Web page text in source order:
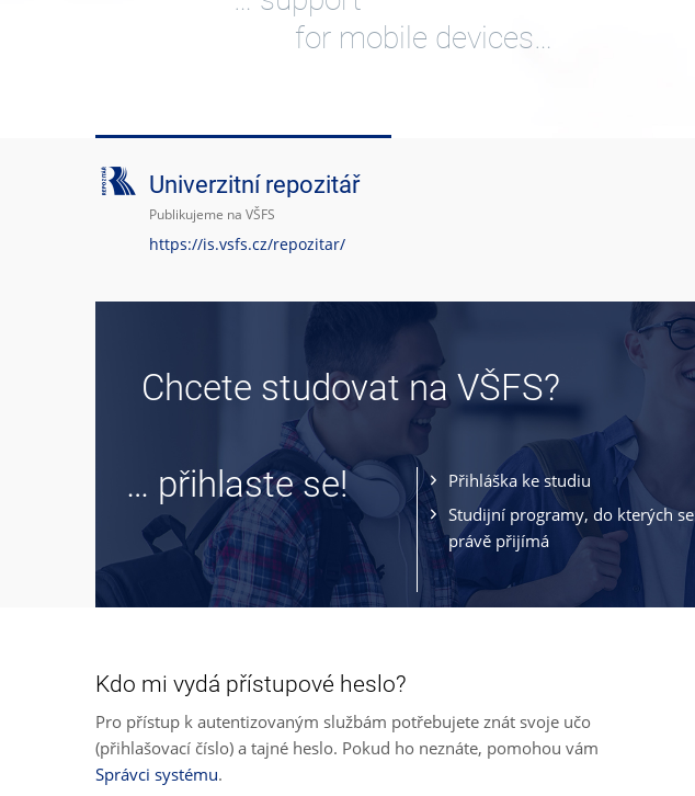
for mobile devices…
Univerzitní repozitář
Publikujeme na VŠFS
https://is.vsfs.cz/repozitar/
Chcete studovat na VŠFS?
… přihlaste se!
Přihláška ke studiu
Studijní programy, do kterých se
právě přijímá
Kdo mi vydá přístupové heslo?
Pro přístup k autentizovaným službám potřebujete znát svoje učo
(přihlašovací číslo) a tajné heslo. Pokud ho neznáte, pomohou vám
Správci systému.